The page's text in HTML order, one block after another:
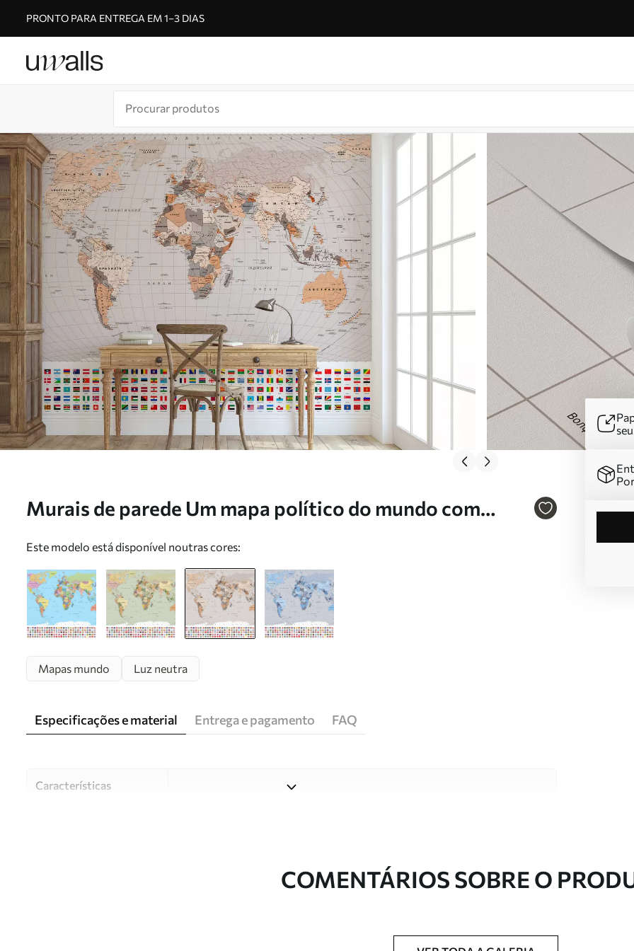
PRONTO PARA ENTREGA EM 1–3 DIAS
Murais de parede Um mapa político do mundo com
c00004ukv2
Este modelo está disponível noutras cores:
Mapas mundo Luz neutra
Especificações e material Entrega e pagamento FAQ
Características
Estúdio de design UwallsCOMENTÁRIOS SOBRE O